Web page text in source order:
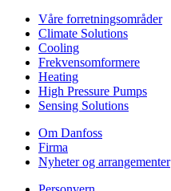
Våre forretningsområder
Climate Solutions
Cooling
Frekvensomformere
Heating
High Pressure Pumps
Sensing Solutions
Om Danfoss
Firma
Nyheter og arrangementer